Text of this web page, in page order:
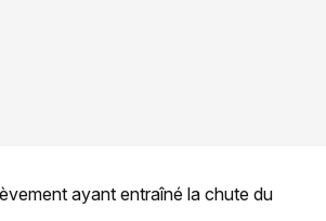
ayant entraîné la chute du